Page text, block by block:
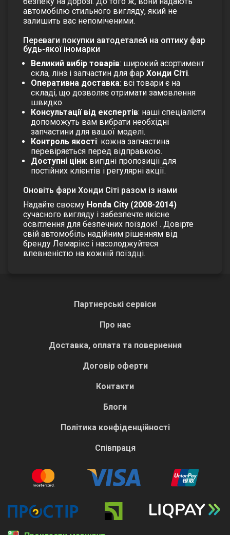
автомобілю стильного вигляду, який не
залишить вас непоміченими.
Переваги покупки автодеталей на оптику фар
будь-якої іномарки
Великий вибір товарів: широкий асортимент
скла, лінз і запчастин для фар Хонди Сіті.
Оперативна доставка: всі товари є на
складі, що дозволяє отримати замовлення
швидко.
Консультації від експертів: наші спеціалісти
допоможуть вам вибрати необхідні
запчастини для вашої моделі.
Контроль якості: кожна запчастина
перевіряється перед відправкою.
Доступні ціни: вигідні пропозиції для
постійних клієнтів і регулярні акції.
Оновіть фари Хонди Сіті разом із нами
Надайте своєму Honda City (2008-2014)
сучасного вигляду і забезпечте якісне
освітлення для безпечних поїздок! . Довірте
свій автомобіль надійним рішенням від
бренду Лемарікс і насолоджуйтеся
впевненістю на кожній поїздці.
Партнерські сервіси
Про нас
Доставка, оплата та повернення
Договір оферти
Контакти
Блоги
Політика конфіденційності
Співпраця